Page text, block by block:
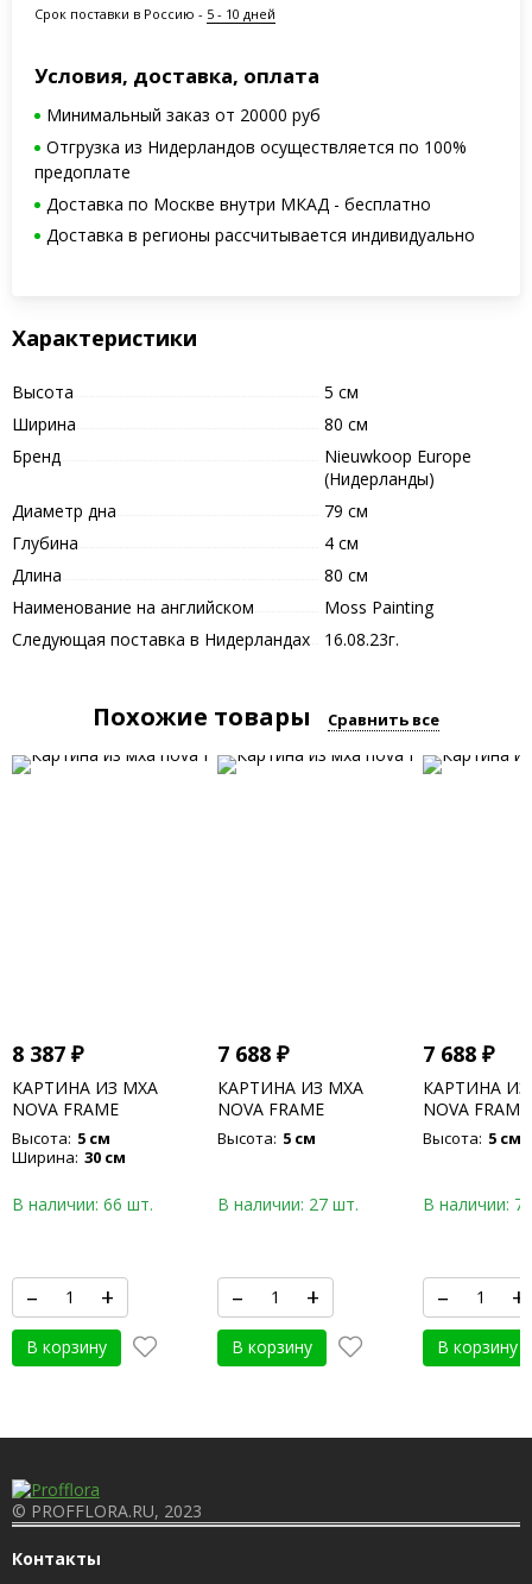
Срок поставки в Россию - 5 - 10 дней
Условия, доставка, оплата
Минимальный заказ от 20000 руб
Отгрузка из Нидерландов осуществляется по 100%
предоплате
Доставка по Москве внутри МКАД - бесплатно
Доставка в регионы рассчитывается индивидуально
Характеристики
Высота
5 см
Ширина
80 см
Бренд
Nieuwkoop Europe
(Нидерланды)
Диаметр дна
79 см
Глубина
4 см
Длина
80 см
Наименование на английском
Moss Painting
Следующая поставка в Нидерландах
16.08.23г.
Похожие товары Сравнить все
8 387 ₽
КАРТИНА ИЗ МХА
NOVA FRAME
ANTHRACITE-
CONCRETE 100% FLAT
MOSS
Высота: 5 см
Ширина: 30 см
В наличии: 66 шт.
– +
В корзину
7 688 ₽
КАРТИНА ИЗ МХА
NOVA FRAME
ANTHRACITE-
CONCRETE 100% FLAT
Высота: 5 см
В наличии: 27 шт.
– +
В корзину
7 688 ₽
КАРТИНА
NOVA
CONCRETE
MOSS
Высота: 5 см
В наличии:
– +
В корзину
© PROFFLORA.RU, 2023
Контакты